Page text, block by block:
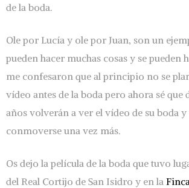
de la boda.
Ole por Lucía y ole por Juan, son un
pueden hacer muchas cosas y se pueden
me confesaron que al principio no se
vídeo antes de la boda pero ahora sé que
años volverán a ver el vídeo de su boda
conmoverse una vez más.
Os dejo la película de la boda que tuvo
del Real Cortijo de San Isidro y en la